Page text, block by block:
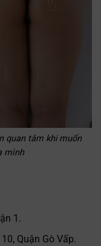
quan tâm khi muốn
mình
1.
Quận Gò Vấp.